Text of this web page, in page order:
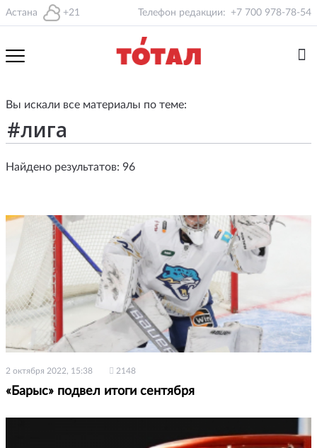
Астана +21 Телефон редакции: +7 700 978-78-54
Вы искали все материалы по теме:
Найдено результатов: 96
2 октября 2022, 15:38 2148
«Барыс» подвел итоги сентября